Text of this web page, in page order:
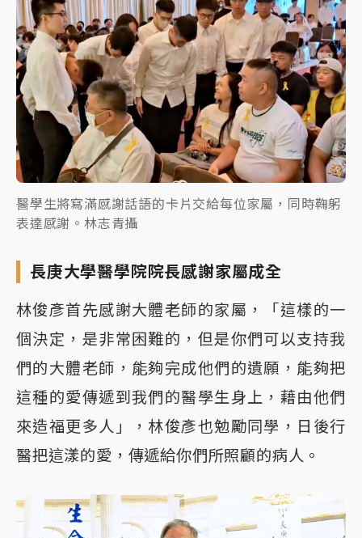
醫學生將寫滿感謝話語的卡片交給每位家屬，同時鞠躬
表達感謝。林志青攝
長庚大學醫學院院長感謝家屬成全
林俊彥首先感謝大體老師的家屬，「這樣的一
個決定，是非常困難的，但是你們可以支持我
們的大體老師，能夠完成他們的遺願，能夠把
這種的愛傳遞到我們的醫學生身上，藉由他們
來造福更多人」，林俊彥也勉勵同學，日後行
醫把這漾的愛，傳遞給你們所照顧的病人。